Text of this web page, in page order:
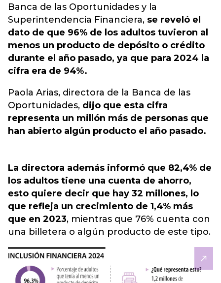
Banca de las Oportunidades y la
Superintendencia Financiera, se reveló el
dato de que 96% de los adultos tuvieron al
menos un producto de depósito o crédito
durante el año pasado, ya que para 2024 la
cifra era de 94%.
Paola Arias, directora de la Banca de las
Oportunidades, dijo que esta cifra
representa un millón más de personas que
han abierto algún producto el año pasado.
La directora además informó que 82,4% de
los adultos tiene una cuenta de ahorro,
esto quiere decir que hay 32 millones, lo
que refleja un crecimiento de 1,4% más
que en 2023, mientras que 76% cuenta con
una billetera o algún producto de este tipo.